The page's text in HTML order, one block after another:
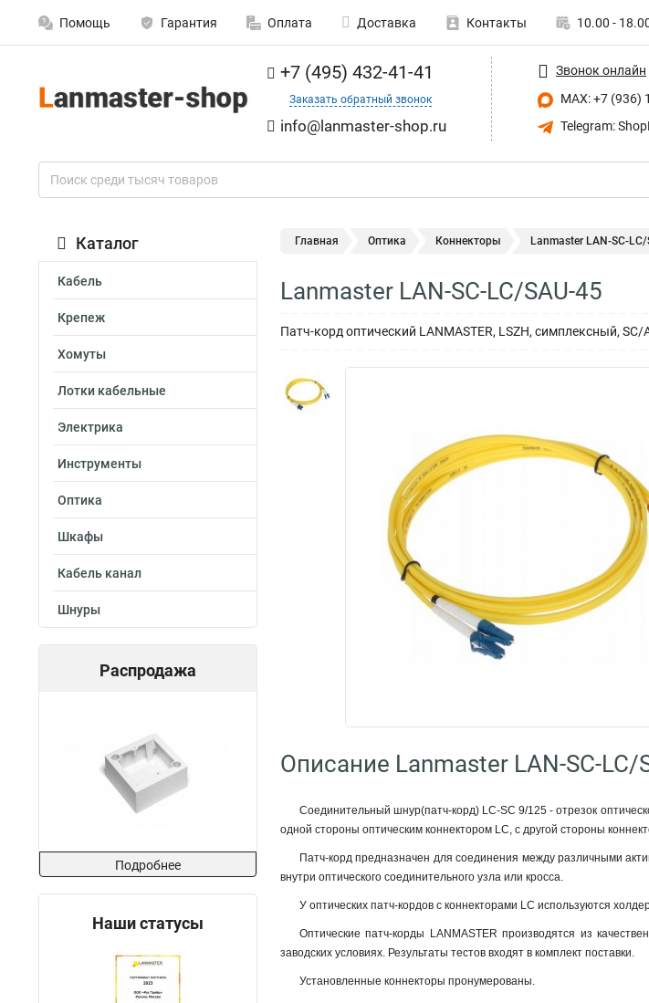
Помощь Гарантия Оплата Доставка Контакты 10.00 -
+7 (495) 432-41-41
Заказать обратный звонок
info@lanmaster-shop.ru
Звонок онлайн
MAX: +7 (936)
Telegram:
Каталог
Кабель
Крепеж
Хомуты
Лотки кабельные
Электрика
Инструменты
Оптика
Шкафы
Кабель канал
Шнуры
Распродажа
Подробнее
Наши статусы
Главная Оптика Коннекторы Lanmaster LAN-SC-
Lanmaster LAN-SC-LC/SAU-45
Патч-корд оптический LANMASTER, LSZH, симплексный, SC/
Описание Lanmaster LAN-SC-LC/
Соединительный шнур(патч-корд) LC-SC 9/125 - отрезок
одной стороны оптическим коннектором LC, с другой стороны
Патч-корд предназначен для соединения между различными
внутри оптического соединительного узла или кросса.
У оптических патч-кордов с коннекторами LC используются
Оптические патч-корды LANMASTER производятся из
заводских условиях. Результаты тестов входят в комплект поставки.
Установленные коннекторы пронумерованы.